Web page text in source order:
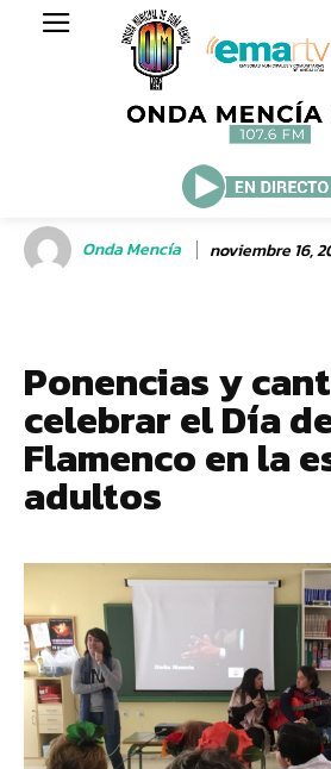
Onda Mencía noviembre 16,
Ponencias y
celebrar el Día
Flamenco en la
adultos